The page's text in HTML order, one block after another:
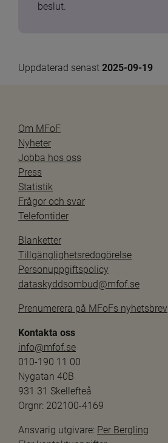
beslut.
Uppdaterad senast 2025-09-19
Om MFoF
Nyheter
Jobba hos oss
Press
Statistik
Frågor och svar
Telefontider
Blanketter
Tillgänglighetsredogörelse
Personuppgiftspolicy
dataskyddsombud@mfof.se
Prenumerera på MFoFs nyhetsbrev
Kontakta oss
info@mfof.se
010-190 11 00
Nygatan 40B
931 31 Skellefteå
Orgnr: 202100-4169
Ansvarig utgivare: Per Bergling